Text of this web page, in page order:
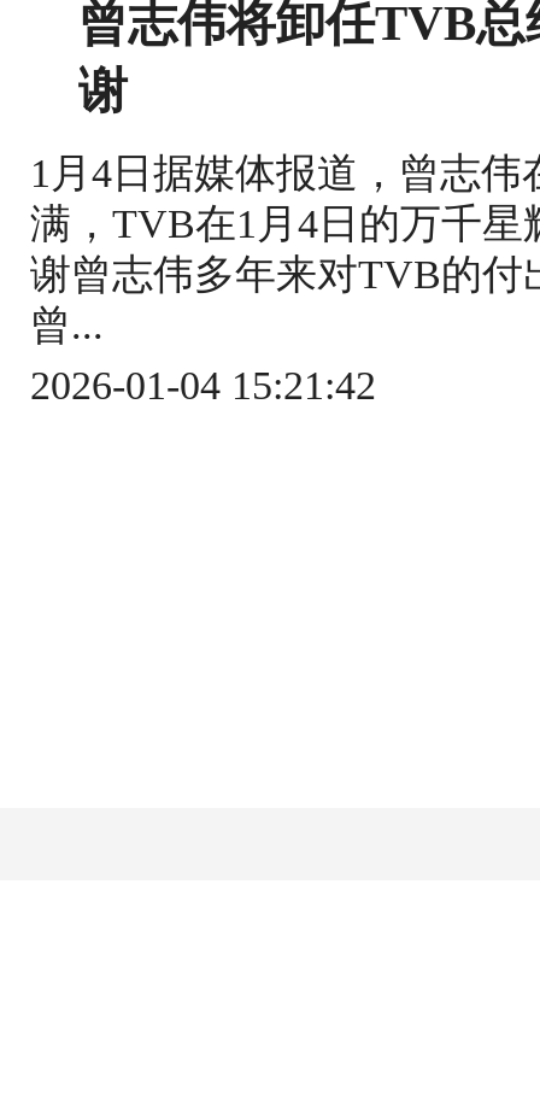
曾志伟将卸任TVB
谢
1月4日据媒体报道，曾志
满，TVB在1月4日的万千星
谢曾志伟多年来对TVB的
曾...
2026-01-04 15:21:42